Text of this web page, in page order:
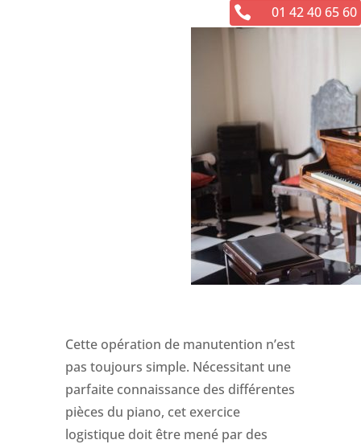
Cette opération de manutention n’est
pas toujours simple. Nécessitant une
parfaite connaissance des différentes
pièces du piano, cet exercice
logistique doit être mené par des
 01 42 40 65 60